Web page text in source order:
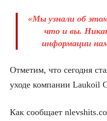
«Мы узнали об
что и вы.
информации
Отметим, что сегодня
уходе компании Laukoil
Как сообщает